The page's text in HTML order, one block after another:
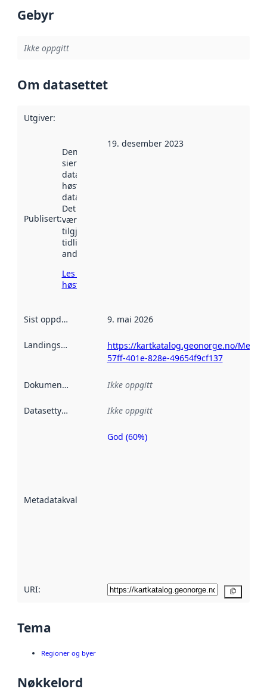
Gebyr
Ikke oppgitt
Om datasettet
Utgiver:
Publisert:
Denne datoen
sier når
datasettet ble
høstet av
data.norge.no.
Det kan ha
vært
tilgjengelig
tidligere
andre steder.
Les mer om
høsting her
19. desember 2023
Sist oppdatert 9. mai 2026
Landingsside
https://kartkatalog.geonorge.no/
57ff-401e-828e-49654f9cf137
Dokumentasjon Ikke oppgitt
Datasettype Ikke oppgitt
Metadatakvalitet
Metadatakvalitet
God (60%)
URI:
Tema
Regioner og byer
Nøkkelord